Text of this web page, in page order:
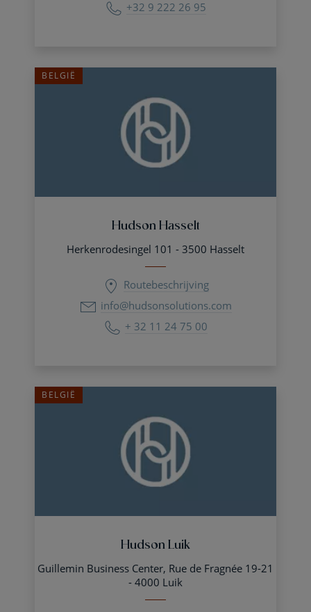
+32 9 222 26 95
BELGIË
Hudson Hasselt
Herkenrodesingel 101 - 3500 Hasselt
Routebeschrijving
info@hudsonsolutions.com
+ 32 11 24 75 00
BELGIË
Hudson Luik
Guillemin Business Center, Rue de Fragnée 19-21
- 4000 Luik